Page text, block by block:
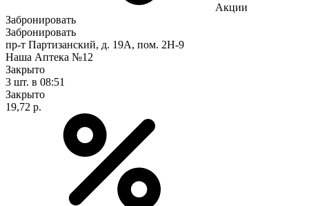
Акции
Забронировать
Забронировать
пр-т Партизанский, д. 19А, пом. 2Н-9
Наша Аптека №12
Закрыто
3 шт. в 08:51
Закрыто
19,72 р.